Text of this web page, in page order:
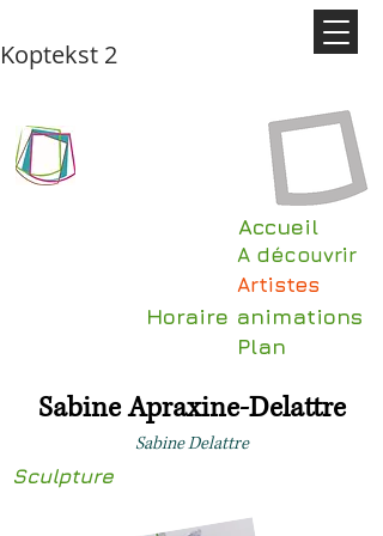
Koptekst 2
Accueil
A découvrir
Artistes
Horaire animations
Plan
Sabine Apraxine-Delattre
Sabine Delattre
Sculpture